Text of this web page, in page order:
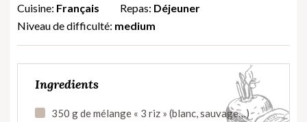
Cuisine: Français Repas: Déjeuner
Niveau de difficulté: medium
Ingredients
350 g de mélange « 3 riz » (blanc, sauvage…)